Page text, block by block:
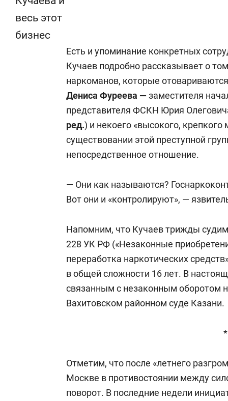
весь этот
бизнес
Есть и упоминание конкретных
Кучаев подробно рассказывает о
наркоманов, которые
Дениса Фуреева — заместителя
представителя ФСКН Юрия
ред.) и некоего «высокого,
существовании этой преступной
непосредственное отношение.
— Они как называются?
Вот они и «контролируют», —
Напомним, что Кучаев трижды
228 УК РФ («Незаконные
переработка наркотических
в общей сложности 16 лет. В
связанным с незаконным оборотом
Вахитовском районном суде Казани.
Отметим, что после «летнего
Москве в противостоянии между
поворот. В последние недели